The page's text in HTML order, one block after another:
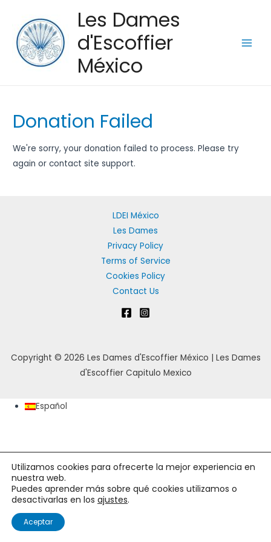
Les Dames
d'Escoffier
México
Donation Failed
We're sorry, your donation failed to process. Please try
again or contact site support.
LDEI México
Les Dames
Privacy Policy
Terms of Service
Cookies Policy
Contact Us
Copyright © 2026 Les Dames d'Escoffier México | Les Dames
d'Escoffier Capitulo Mexico
Utilizamos cookies para ofrecerte la mejor experiencia en
nuestra web.
Puedes aprender más sobre qué cookies utilizamos o
desactivarlas en los ajustes.
Aceptar
Español